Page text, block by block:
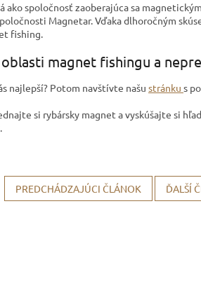
ako spoločnosť zaoberajúca sa
Magnetar. Vďaka dlhoročným
fishing.
magnet fishingu a
najlepší? Potom navštívte našu stránku s
si rybársky magnet a vyskúšajte si
PREDCHÁDZAJÚCI ČLÁNOK ĎALŠÍ